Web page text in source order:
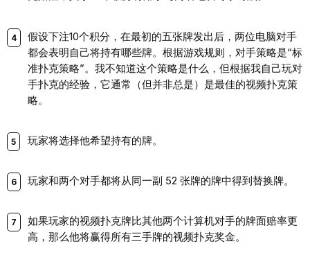
假设下注10个积分，在最初的五张牌发出后，两位电脑对手
都会表明自己将持有哪些牌。根据游戏规则，对手策略是“标
准扑克策略”。我不知道这个策略是什么，但根据我自己玩对
手扑克的经验，它通常（但并非总是）是最佳的视频扑克策
略。
玩家将选择他希望持有的牌。
玩家和两个对手都将从同一副 52 张牌的牌中得到替换牌。
如果玩家的视频扑克牌比其他两个计算机对手的牌面赔率更
高，那么他将赢得所有三手牌的视频扑克奖金。